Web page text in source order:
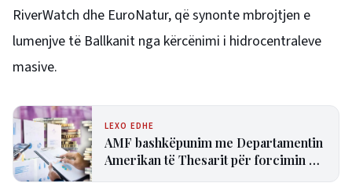
RiverWatch dhe EuroNatur, që synonte mbrojtjen e
lumenjve të Ballkanit nga kërcënimi i hidrocentraleve
masive.
LEXO EDHE
AMF bashkëpunim me Departamentin
Amerikan të Thesarit për forcimin e